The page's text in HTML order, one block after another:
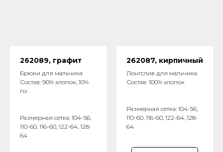
262089, графит
Брюки для мальчика
Состав: 90% хлопок, 10%
пэ
Размерная сетка: 104-56,
110-60, 116-60, 122-64, 128-
64
262087, кирпичный
Лонгслив для мальчика
Состав: 100% хлопок
Размерная сетка: 104-56,
110-60, 116-60, 122-64, 128-
64